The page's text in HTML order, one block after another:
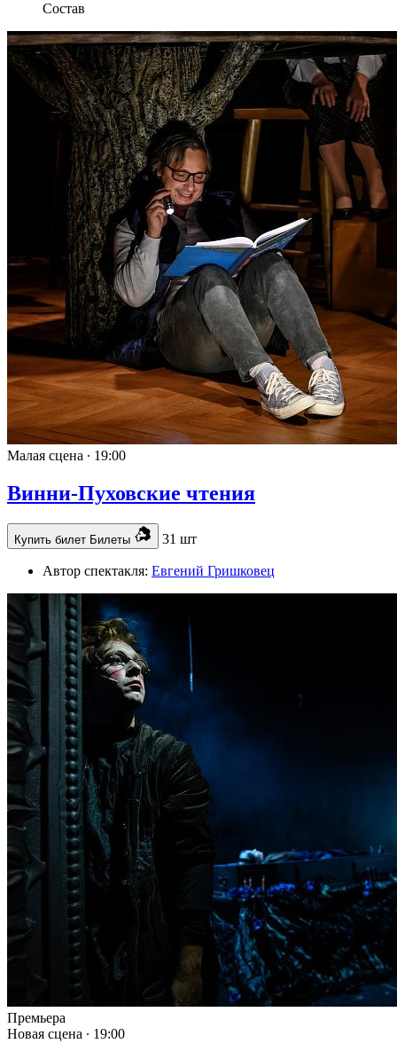
Состав
Малая сцена ∙ 19:00
Винни-Пуховские чтения
Купить билет Билеты 31 шт
Автор спектакля: Евгений Гришковец
Премьера
Новая сцена ∙ 19:00